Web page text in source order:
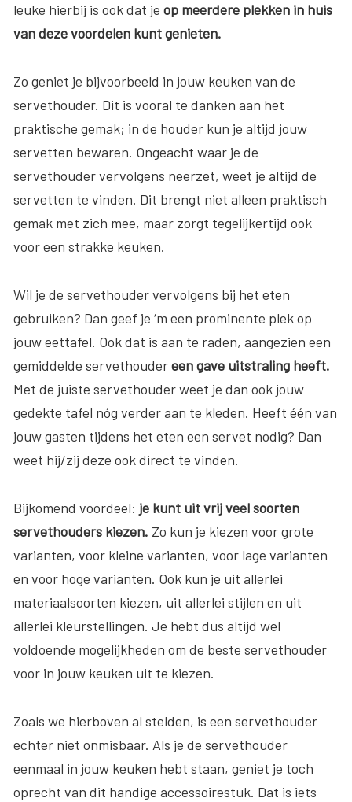
leuke hierbij is ook dat je op meerdere plekken in huis
van deze voordelen kunt genieten.
Zo geniet je bijvoorbeeld in jouw keuken van de
servethouder. Dit is vooral te danken aan het
praktische gemak; in de houder kun je altijd jouw
servetten bewaren. Ongeacht waar je de
servethouder vervolgens neerzet, weet je altijd de
servetten te vinden. Dit brengt niet alleen praktisch
gemak met zich mee, maar zorgt tegelijkertijd ook
voor een strakke keuken.
Wil je de servethouder vervolgens bij het eten
gebruiken? Dan geef je ‘m een prominente plek op
jouw eettafel. Ook dat is aan te raden, aangezien een
gemiddelde servethoudereen gave uitstraling heeft.
Met de juiste servethouder weet je dan ook jouw
gedekte tafel nóg verder aan te kleden. Heeft één van
jouw gasten tijdens het eten een servet nodig? Dan
weet hij/zij deze ook direct te vinden.
Bijkomend voordeel: je kunt uit vrij veel soorten
servethouders kiezen. Zo kun je kiezen voor grote
varianten, voor kleine varianten, voor lage varianten
en voor hoge varianten. Ook kun je uit allerlei
materiaalsoorten kiezen, uit allerlei stijlen en uit
allerlei kleurstellingen. Je hebt dus altijd wel
voldoende mogelijkheden om de beste servethouder
voor in jouw keuken uit te kiezen.
Zoals we hierboven al stelden, is een servethouder
echter niet onmisbaar. Als je de servethouder
eenmaal in jouw keuken hebt staan, geniet je toch
oprecht van dit handige accessoirestuk. Dat is iets